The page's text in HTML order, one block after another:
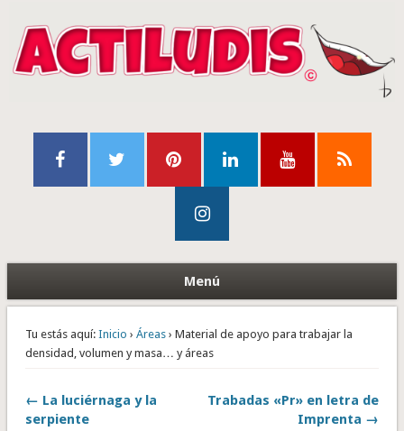
Menú
Tu estás aquí: Inicio › Áreas› Material de apoyo para trabajar la
densidad, volumen y masa… y áreas
← La luciérnaga y la
serpiente
Trabadas «Pr» en letra de
Imprenta →